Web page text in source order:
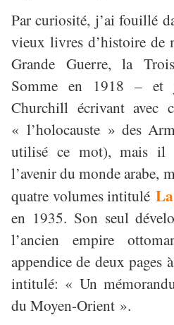
Par curiosité, j’ai fouillé
vieux livres d’histoire
Grande Guerre, la
Somme en 1918 – et
Churchill écrivant avec
« l’holocauste » des
utilisé ce mot), mais il
l’avenir du monde arabe,
quatre volumes intitulé
en 1935. Son seul
l’ancien empire
appendice de deux pages
intitulé: « Un
du Moyen-Orient ».